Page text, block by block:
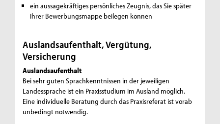
ein aussagekräftiges persönliches Zeugnis, das Sie später
Ihrer Bewerbungsmappe beilegen können
Auslandsaufenthalt, Vergütung,
Versicherung
Auslandsaufenthalt
Bei sehr guten Sprachkenntnissen in der jeweiligen
Landessprache ist ein Praxisstudium im Ausland möglich.
Eine individuelle Beratung durch das Praxisreferat ist vorab
unbedingt notwendig.